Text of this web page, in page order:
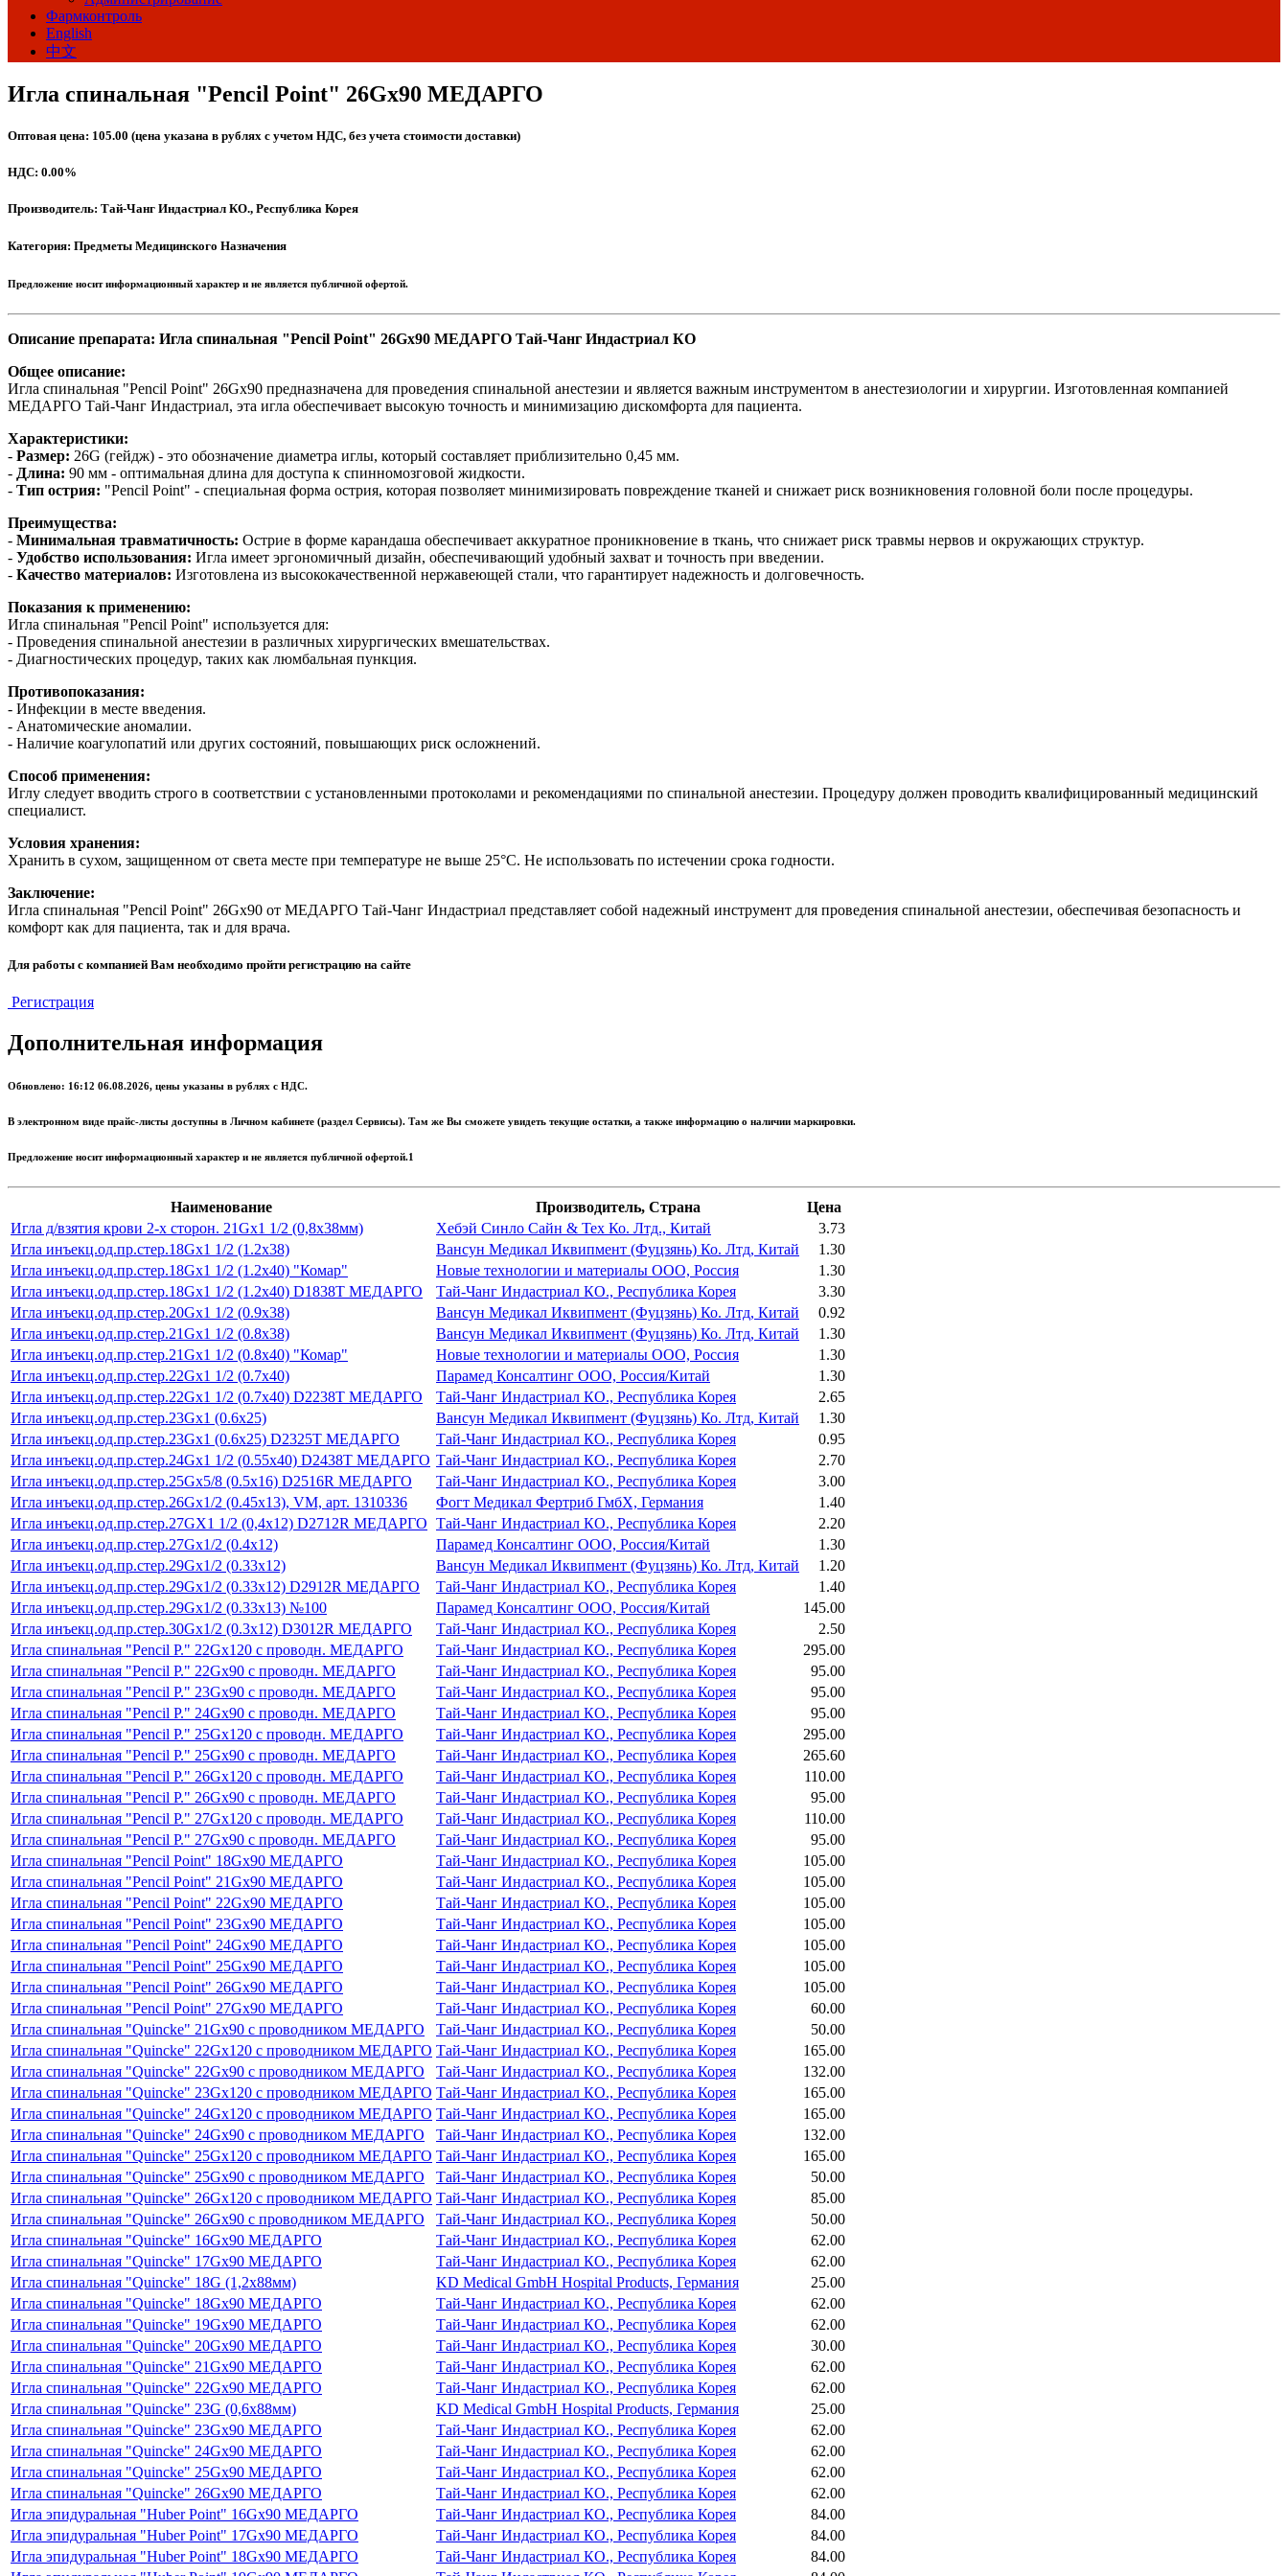
Фармконтроль
English
中文
Игла спинальная "Pencil Point" 26Gх90 МЕДАРГО
Оптовая цена: 105.00 (цена указана в рублях с учетом НДС, без учета стоимости доставки)
НДС: 0.00%
Производитель: Тай-Чанг Индастриал КО., Республика Корея
Категория: Предметы Медицинского Назначения
Предложение носит информационный характер и не является публичной офертой.
Описание препарата: Игла спинальная "Pencil Point" 26Gх90 МЕДАРГО Тай-Чанг Индастриал КО
Общее описание:
Игла спинальная "Pencil Point" 26Gх90 предназначена для проведения спинальной анестезии и является важным инструментом в анестезиологии и хирургии. Изготовленная компанией
МЕДАРГО Тай-Чанг Индастриал, эта игла обеспечивает высокую точность и минимизацию дискомфорта для пациента.
Характеристики:
- Размер: 26G (гейдж) - это обозначение диаметра иглы, который составляет приблизительно 0,45 мм.
- Длина: 90 мм - оптимальная длина для доступа к спинномозговой жидкости.
- Тип острия: "Pencil Point" - специальная форма острия, которая позволяет минимизировать повреждение тканей и снижает риск возникновения головной боли после процедуры.
Преимущества:
- Минимальная травматичность: Острие в форме карандаша обеспечивает аккуратное проникновение в ткань, что снижает риск травмы нервов и окружающих структур.
- Удобство использования: Игла имеет эргономичный дизайн, обеспечивающий удобный захват и точность при введении.
- Качество материалов: Изготовлена из высококачественной нержавеющей стали, что гарантирует надежность и долговечность.
Показания к применению:
Игла спинальная "Pencil Point" используется для:
- Проведения спинальной анестезии в различных хирургических вмешательствах.
- Диагностических процедур, таких как люмбальная пункция.
Противопоказания:
- Инфекции в месте введения.
- Анатомические аномалии.
- Наличие коагулопатий или других состояний, повышающих риск осложнений.
Способ применения:
Иглу следует вводить строго в соответствии с установленными протоколами и рекомендациями по спинальной анестезии. Процедуру должен проводить квалифицированный медицинский
специалист.
Условия хранения:
Хранить в сухом, защищенном от света месте при температуре не выше 25°C. Не использовать по истечении срока годности.
Заключение:
Игла спинальная "Pencil Point" 26Gх90 от МЕДАРГО Тай-Чанг Индастриал представляет собой надежный инструмент для проведения спинальной анестезии, обеспечивая безопасность и
комфорт как для пациента, так и для врача.
Для работы с компанией Вам необходимо пройти регистрацию на сайте
Регистрация
Дополнительная информация
Обновлено: 16:12 06.08.2026, цены указаны в рублях с НДС.
В электронном виде прайс-листы доступны в Личном кабинете (раздел Сервисы). Там же Вы сможете увидеть текущие остатки, а также информацию о наличии маркировки.
Предложение носит информационный характер и не является публичной офертой.1
Наименование Производитель, Страна
Цена
Игла д/взятия крови 2-х сторон. 21Gх1 1/2 (0,8х38мм)
Хебэй Синло Сайн & Тех Ко. Лтд., Китай
3.73
Игла инъекц.од.пр.стер.18Gх1 1/2 (1.2х38)
Вансун Медикал Иквипмент (Фуцзянь) Ко. Лтд, Китай
1.30
Игла инъекц.од.пр.стер.18Gх1 1/2 (1.2х40) "Комар"
Новые технологии и материалы ООО, Россия
1.30
Игла инъекц.од.пр.стер.18Gх1 1/2 (1.2х40) D1838T МЕДАРГО
Тай-Чанг Индастриал КО., Республика Корея
3.30
Игла инъекц.од.пр.стер.20Gх1 1/2 (0.9х38)
Вансун Медикал Иквипмент (Фуцзянь) Ко. Лтд, Китай
0.92
Игла инъекц.од.пр.стер.21Gх1 1/2 (0.8х38)
Вансун Медикал Иквипмент (Фуцзянь) Ко. Лтд, Китай
1.30
Игла инъекц.од.пр.стер.21Gх1 1/2 (0.8х40) "Комар"
Новые технологии и материалы ООО, Россия
1.30
Игла инъекц.од.пр.стер.22Gх1 1/2 (0.7х40)
Парамед Консалтинг ООО, Россия/Китай
1.30
Игла инъекц.од.пр.стер.22Gх1 1/2 (0.7х40) D2238T МЕДАРГО
Тай-Чанг Индастриал КО., Республика Корея
2.65
Игла инъекц.од.пр.стер.23Gх1 (0.6х25)
Вансун Медикал Иквипмент (Фуцзянь) Ко. Лтд, Китай
1.30
Игла инъекц.од.пр.стер.23Gх1 (0.6х25) D2325T МЕДАРГО
Тай-Чанг Индастриал КО., Республика Корея
0.95
Игла инъекц.од.пр.стер.24Gх1 1/2 (0.55х40) D2438T МЕДАРГО Тай-Чанг Индастриал КО., Республика Корея
2.70
Игла инъекц.од.пр.стер.25Gх5/8 (0.5х16) D2516R МЕДАРГО
Тай-Чанг Индастриал КО., Республика Корея
3.00
Игла инъекц.од.пр.стер.26Gх1/2 (0.45х13), VM, арт. 1310336
Фогт Медикал Фертриб ГмбХ, Германия
1.40
Игла инъекц.од.пр.стер.27GX1 1/2 (0,4х12) D2712R МЕДАРГО Тай-Чанг Индастриал КО., Республика Корея
2.20
Игла инъекц.од.пр.стер.27Gх1/2 (0.4х12)
Парамед Консалтинг ООО, Россия/Китай
1.30
Игла инъекц.од.пр.стер.29Gх1/2 (0.33х12)
Вансун Медикал Иквипмент (Фуцзянь) Ко. Лтд, Китай
1.20
Игла инъекц.од.пр.стер.29Gх1/2 (0.33х12) D2912R МЕДАРГО
Тай-Чанг Индастриал КО., Республика Корея
1.40
Игла инъекц.од.пр.стер.29Gх1/2 (0.33х13) №100
Парамед Консалтинг ООО, Россия/Китай
145.00
Игла инъекц.од.пр.стер.30Gх1/2 (0.3х12) D3012R МЕДАРГО
Тай-Чанг Индастриал КО., Республика Корея
2.50
Игла спинальная "Pencil P." 22Gx120 с проводн. МЕДАРГО
Тай-Чанг Индастриал КО., Республика Корея
295.00
Игла спинальная "Pencil P." 22Gх90 с проводн. МЕДАРГО
Тай-Чанг Индастриал КО., Республика Корея
95.00
Игла спинальная "Pencil P." 23Gх90 с проводн. МЕДАРГО
Тай-Чанг Индастриал КО., Республика Корея
95.00
Игла спинальная "Pencil P." 24Gх90 с проводн. МЕДАРГО
Тай-Чанг Индастриал КО., Республика Корея
95.00
Игла спинальная "Pencil P." 25Gх120 с проводн. МЕДАРГО
Тай-Чанг Индастриал КО., Республика Корея
295.00
Игла спинальная "Pencil P." 25Gх90 с проводн. МЕДАРГО
Тай-Чанг Индастриал КО., Республика Корея
265.60
Игла спинальная "Pencil P." 26Gх120 с проводн. МЕДАРГО
Тай-Чанг Индастриал КО., Республика Корея
110.00
Игла спинальная "Pencil P." 26Gх90 с проводн. МЕДАРГО
Тай-Чанг Индастриал КО., Республика Корея
95.00
Игла спинальная "Pencil P." 27Gх120 с проводн. МЕДАРГО
Тай-Чанг Индастриал КО., Республика Корея
110.00
Игла спинальная "Pencil P." 27Gх90 с проводн. МЕДАРГО
Тай-Чанг Индастриал КО., Республика Корея
95.00
Игла спинальная "Pencil Point" 18Gх90 МЕДАРГО
Тай-Чанг Индастриал КО., Республика Корея
105.00
Игла спинальная "Pencil Point" 21Gх90 МЕДАРГО
Тай-Чанг Индастриал КО., Республика Корея
105.00
Игла спинальная "Pencil Point" 22Gх90 МЕДАРГО
Тай-Чанг Индастриал КО., Республика Корея
105.00
Игла спинальная "Pencil Point" 23Gх90 МЕДАРГО
Тай-Чанг Индастриал КО., Республика Корея
105.00
Игла спинальная "Pencil Point" 24Gх90 МЕДАРГО
Тай-Чанг Индастриал КО., Республика Корея
105.00
Игла спинальная "Pencil Point" 25Gх90 МЕДАРГО
Тай-Чанг Индастриал КО., Республика Корея
105.00
Игла спинальная "Pencil Point" 26Gх90 МЕДАРГО
Тай-Чанг Индастриал КО., Республика Корея
105.00
Игла спинальная "Pencil Point" 27Gх90 МЕДАРГО
Тай-Чанг Индастриал КО., Республика Корея
60.00
Игла спинальная "Quincke" 21Gх90 с проводником МЕДАРГО
Тай-Чанг Индастриал КО., Республика Корея
50.00
Игла спинальная "Quincke" 22Gх120 с проводником МЕДАРГО Тай-Чанг Индастриал КО., Республика Корея
165.00
Игла спинальная "Quincke" 22Gх90 с проводником МЕДАРГО
Тай-Чанг Индастриал КО., Республика Корея
132.00
Игла спинальная "Quincke" 23Gх120 с проводником МЕДАРГО Тай-Чанг Индастриал КО., Республика Корея
165.00
Игла спинальная "Quincke" 24Gх120 с проводником МЕДАРГО Тай-Чанг Индастриал КО., Республика Корея
165.00
Игла спинальная "Quincke" 24Gх90 с проводником МЕДАРГО
Тай-Чанг Индастриал КО., Республика Корея
132.00
Игла спинальная "Quincke" 25Gх120 с проводником МЕДАРГО Тай-Чанг Индастриал КО., Республика Корея
165.00
Игла спинальная "Quincke" 25Gх90 с проводником МЕДАРГО
Тай-Чанг Индастриал КО., Республика Корея
50.00
Игла спинальная "Quincke" 26Gх120 с проводником МЕДАРГО Тай-Чанг Индастриал КО., Республика Корея
85.00
Игла спинальная "Quincke" 26Gх90 с проводником МЕДАРГО
Тай-Чанг Индастриал КО., Республика Корея
50.00
Игла спинальная "Quincke" 16Gх90 МЕДАРГО
Тай-Чанг Индастриал КО., Республика Корея
62.00
Игла спинальная "Quincke" 17Gх90 МЕДАРГО
Тай-Чанг Индастриал КО., Республика Корея
62.00
Игла спинальная "Quincke" 18G (1,2х88мм)
KD Medical GmbH Hospital Products, Германия
25.00
Игла спинальная "Quincke" 18Gх90 МЕДАРГО
Тай-Чанг Индастриал КО., Республика Корея
62.00
Игла спинальная "Quincke" 19Gх90 МЕДАРГО
Тай-Чанг Индастриал КО., Республика Корея
62.00
Игла спинальная "Quincke" 20Gх90 МЕДАРГО
Тай-Чанг Индастриал КО., Республика Корея
30.00
Игла спинальная "Quincke" 21Gх90 МЕДАРГО
Тай-Чанг Индастриал КО., Республика Корея
62.00
Игла спинальная "Quincke" 22Gх90 МЕДАРГО
Тай-Чанг Индастриал КО., Республика Корея
62.00
Игла спинальная "Quincke" 23G (0,6х88мм)
KD Medical GmbH Hospital Products, Германия
25.00
Игла спинальная "Quincke" 23Gх90 МЕДАРГО
Тай-Чанг Индастриал КО., Республика Корея
62.00
Игла спинальная "Quincke" 24Gх90 МЕДАРГО
Тай-Чанг Индастриал КО., Республика Корея
62.00
Игла спинальная "Quincke" 25Gх90 МЕДАРГО
Тай-Чанг Индастриал КО., Республика Корея
62.00
Игла спинальная "Quincke" 26Gх90 МЕДАРГО
Тай-Чанг Индастриал КО., Республика Корея
62.00
Игла эпидуральная "Huber Point" 16Gх90 МЕДАРГО
Тай-Чанг Индастриал КО., Республика Корея
84.00
Игла эпидуральная "Huber Point" 17Gх90 МЕДАРГО
Тай-Чанг Индастриал КО., Республика Корея
84.00
Игла эпидуральная "Huber Point" 18Gх90 МЕДАРГО
Тай-Чанг Индастриал КО., Республика Корея
84.00